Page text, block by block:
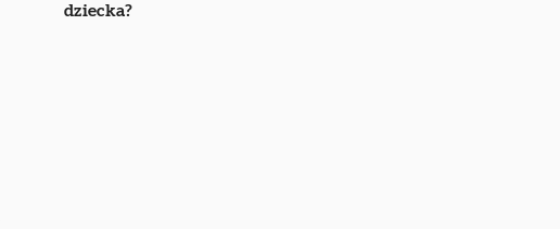
dziecka?